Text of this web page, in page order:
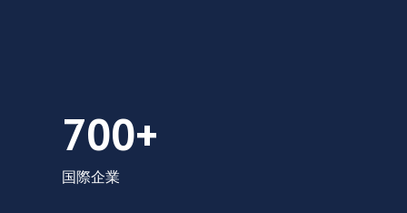
700+
国際企業
700以上の国際企業